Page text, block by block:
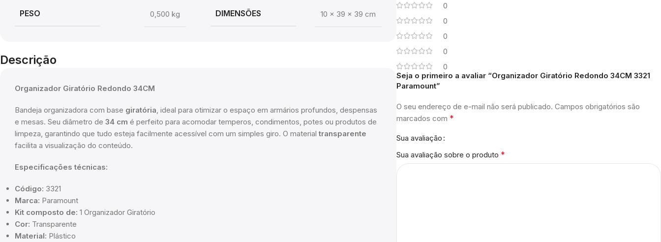
PESO 0,500 kg DIMENSÕES 10 × 39 × 39 cm
Descrição
Organizador Giratório Redondo 34CM
Bandeja organizadora com base giratória , ideal para otimizar o espaço em armários profundos, despensas
e mesas. Seu diâmetro de 34 cm é perfeito para acomodar temperos, condimentos, potes ou produtos de
limpeza, garantindo que tudo esteja facilmente acessível com um simples giro. O material transparente
facilita a visualização do conteúdo.
Especificações técnicas:
Código: 3321
Marca: Paramount
Kit composto de: 1 Organizador Giratório
Cor: Transparente
Material: Plástico
0
0
0
0
0
Seja o primeiro a avaliar “Organizador Giratório Redondo 34CM 3321
Paramount”
O seu endereço de e-mail não será publicado. Campos obrigatórios são
marcados com *
Sua avaliação
Sua avaliação sobre o produto *